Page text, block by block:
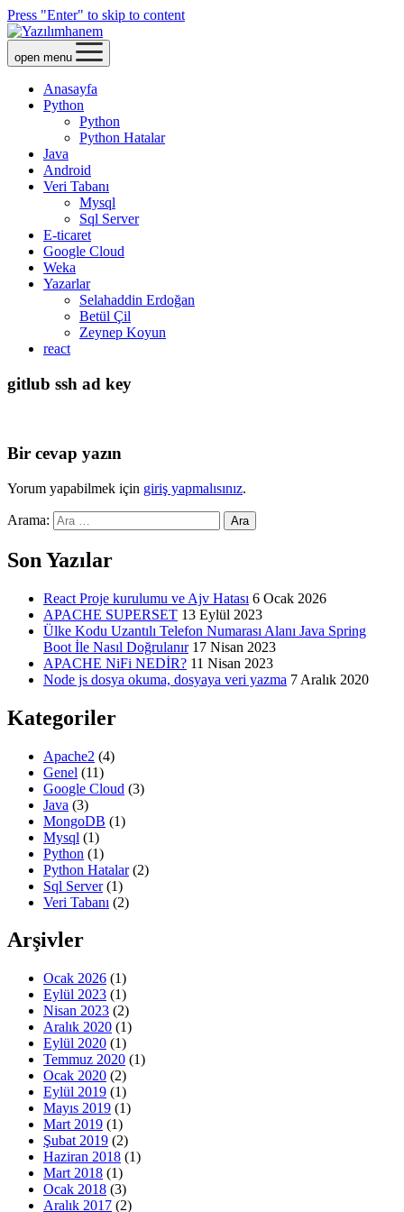
Press "Enter" to skip to content
open menu
Anasayfa
Python
Python
Python Hatalar
Java
Android
Veri Tabanı
Mysql
Sql Server
E-ticaret
Google Cloud
Weka
Yazarlar
Selahaddin Erdoğan
Betül Çil
Zeynep Koyun
react
gitlub ssh ad key
Bir cevap yazın
Yorum yapabilmek için giriş yapmalısınız.
Arama:
Son Yazılar
React Proje kurulumu ve Ajv Hatası 6 Ocak 2026
APACHE SUPERSET 13 Eylül 2023
Ülke Kodu Uzantılı Telefon Numarası Alanı Java Spring
Boot İle Nasıl Doğrulanır 17 Nisan 2023
APACHE NiFi NEDİR? 11 Nisan 2023
Node js dosya okuma, dosyaya veri yazma 7 Aralık 2020
Kategoriler
Apache2 (4)
Genel (11)
Google Cloud (3)
Java (3)
MongoDB (1)
Mysql (1)
Python (1)
Python Hatalar(2)
Sql Server(1)
Veri Tabanı (2)
Arşivler
Ocak 2026 (1)
Eylül 2023 (1)
Nisan 2023 (2)
Aralık 2020 (1)
Eylül 2020 (1)
Temmuz 2020 (1)
Ocak 2020 (2)
Eylül 2019 (1)
Mayıs 2019 (1)
Mart 2019 (1)
Şubat 2019 (2)
Haziran 2018 (1)
Mart 2018 (1)
Ocak 2018 (3)
Aralık 2017 (2)